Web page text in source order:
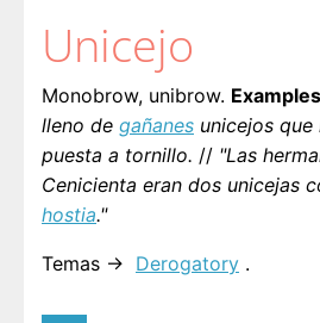
Unicejo
Monobrow, unibrow.
lleno de gañanes unicejos
puesta a tornillo. // "Las
Cenicienta eran dos unicejas
hostia."
Temas → Derogatory .